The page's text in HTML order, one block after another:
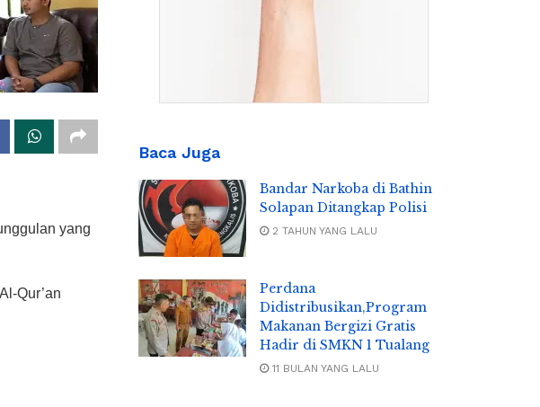
yang
Qur’an
Baca Juga
Bandar Narkoba di Bathin
Solapan Ditangkap Polisi
2 TAHUN YANG LALU
Perdana
Didistribusikan,Program
Makanan Bergizi Gratis
Hadir di SMKN 1 Tualang
11 BULAN YANG LALU